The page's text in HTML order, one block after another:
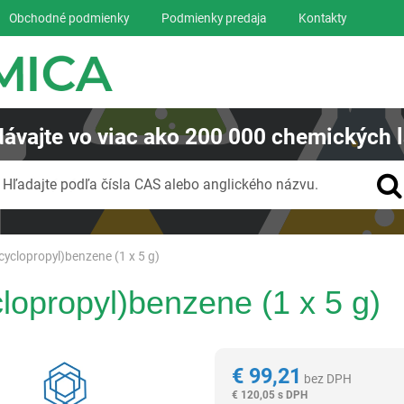
(1 x 5 g)
(1 x 5 g)
€99,21 bez DPH
€ 120,05 s DPH
Obchodné podmienky Podmienky predaja Kontakty
vo viac ako200 000 chemických
Hľadajte podľa čísla CAS alebo anglického názvu.